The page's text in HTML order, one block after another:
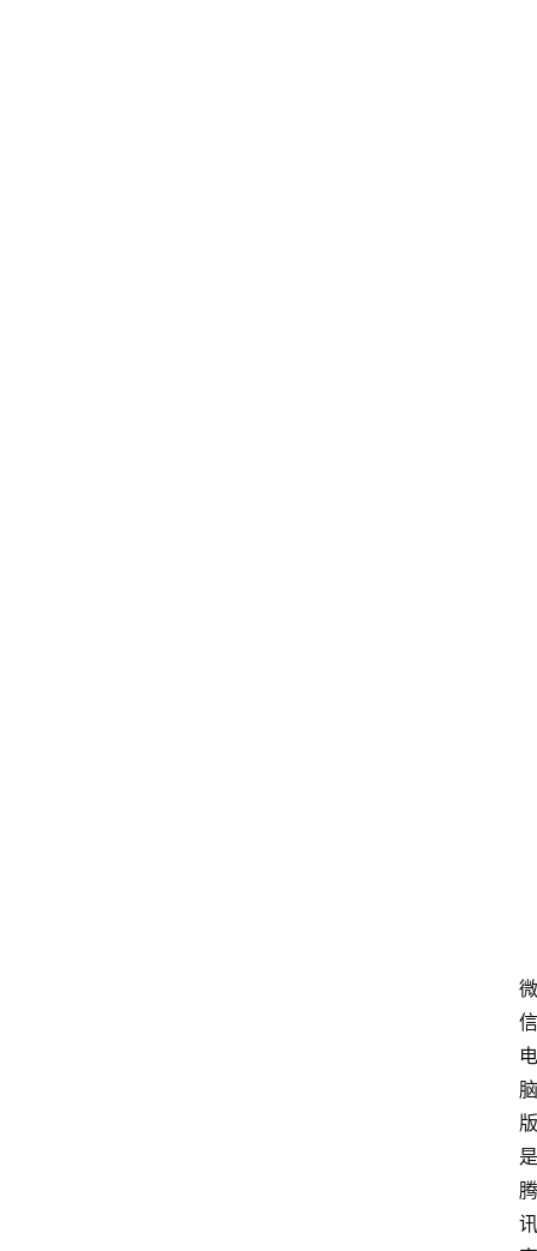
微
信
电
脑
版
是
腾
讯